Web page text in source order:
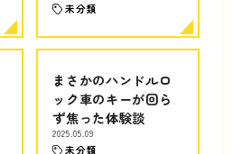
未分類
まさかのハンドルロ
ック車のキーが回ら
ず焦った体験談
2025.05.09
未分類